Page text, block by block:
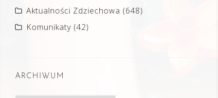
Aktualności Zdziechowa (648)
Komunikaty (42)
ARCHIWUM